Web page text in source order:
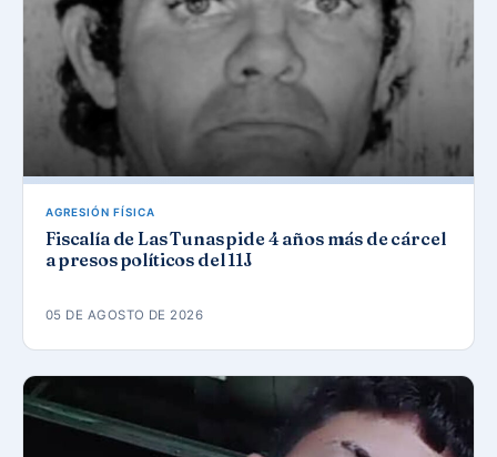
AGRESIÓN FÍSICA
Fiscalía de Las Tunas pide 4 años más de cárcel
a presos políticos del 11J
05 DE AGOSTO DE 2026